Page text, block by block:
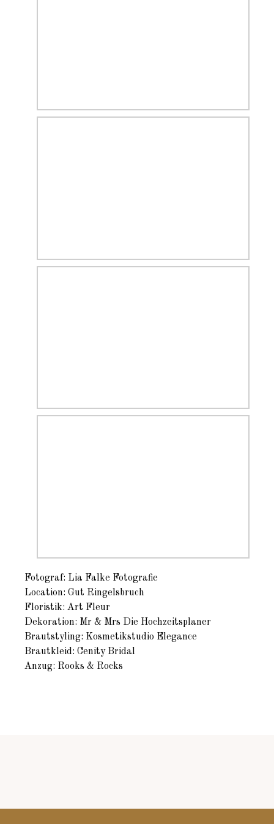
Fotograf: Lia Falke Fotografie
Location: Gut Ringelsbruch
Floristik: Art Fleur
Dekoration: Mr & Mrs Die Hochzeitsplaner
Brautstyling: Kosmetikstudio Elegance
Brautkleid: Cenity Bridal
Anzug: Rooks & Rocks